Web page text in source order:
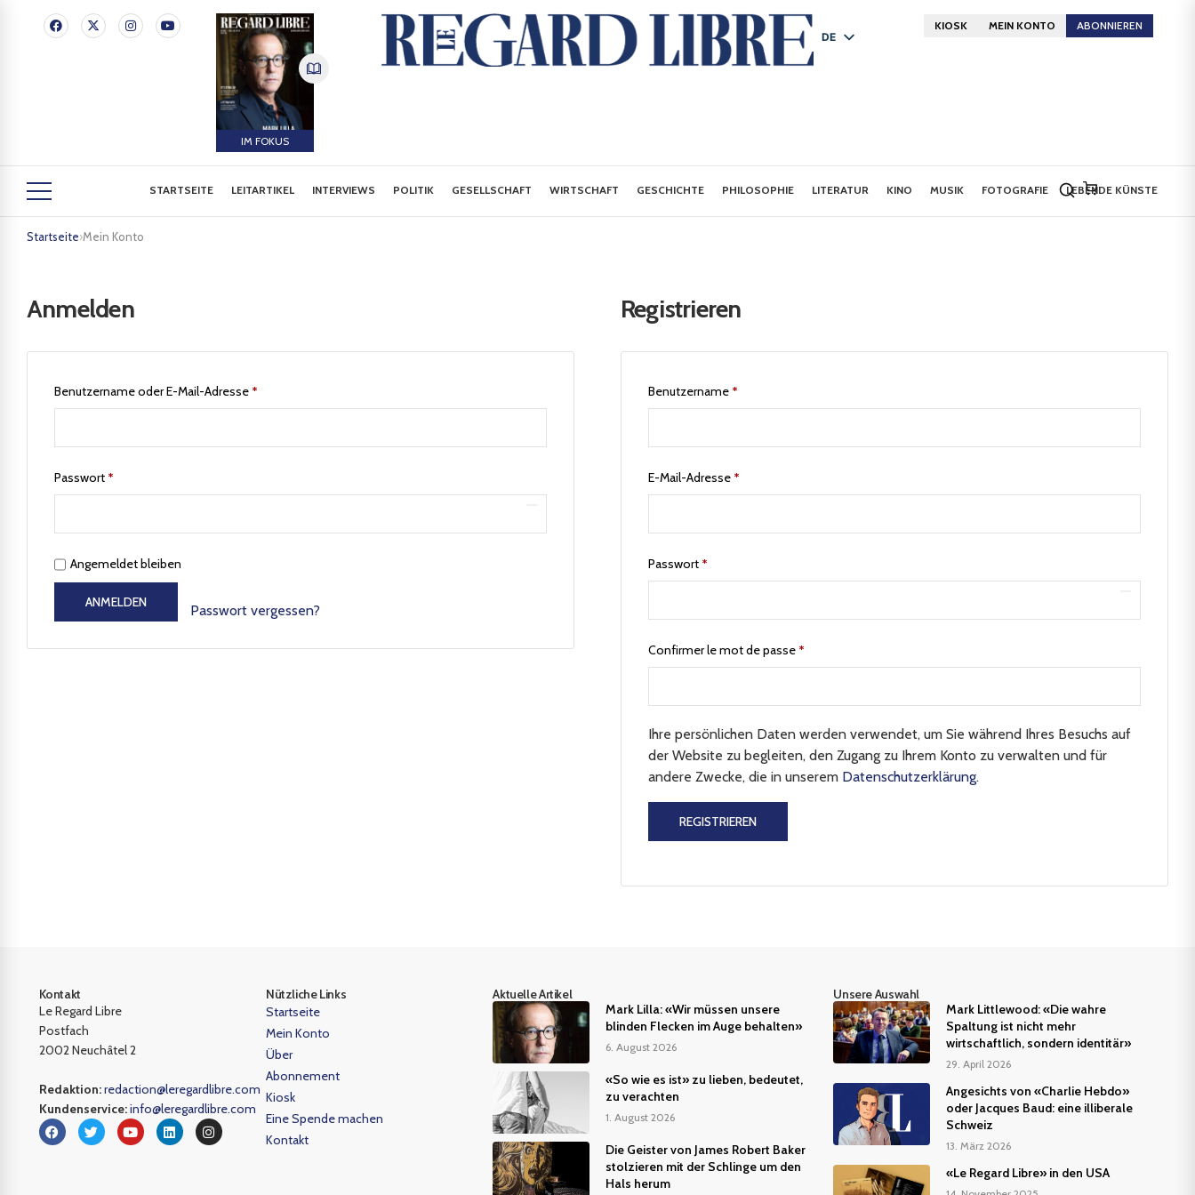
IM FOKUS
DE
KIOSK MEIN KONTO ABONNIEREN
STARTSEITE LEITARTIKEL INTERVIEWS POLITIK GESELLSCHAFT WIRTSCHAFT GESCHICHTE PHILOSOPHIE LITERATUR KINO MUSIK FOTOGRAFIE LEBENDE KÜNSTE
Startseite›Mein Konto
Anmelden
Benutzername oder E-Mail-Adresse *
Passwort *
Angemeldet bleiben
ANMELDEN Passwort vergessen?
Registrieren
Benutzername *
E-Mail-Adresse *
Passwort *
Confirmer le mot de passe *
Ihre persönlichen Daten werden verwendet, um Sie während Ihres Besuchs auf
der Website zu begleiten, den Zugang zu Ihrem Konto zu verwalten und für
andere Zwecke, die in unserem Datenschutzerklärung.
REGISTRIEREN
Kontakt
Le Regard Libre
Postfach
2002 Neuchâtel 2
Redaktion:redaction@leregardlibre.com
Kundenservice:info@leregardlibre.com
Nützliche Links
Startseite
Mein Konto
Über
Abonnement
Kiosk
Eine Spende machen
Kontakt
Aktuelle Artikel
Mark Lilla: «Wir müssen unsere
blinden Flecken im Auge behalten»
6. August 2026
«So wie es ist» zu lieben, bedeutet,
zu verachten
1. August 2026
Die Geister von James Robert Baker
stolzieren mit der Schlinge um den
Hals herum
Unsere Auswahl
Mark Littlewood: «Die wahre
Spaltung ist nicht mehr
wirtschaftlich, sondern identitär»
29. April 2026
Angesichts von «Charlie Hebdo»
oder Jacques Baud: eine illiberale
Schweiz
13. März 2026
«Le Regard Libre» in den USA